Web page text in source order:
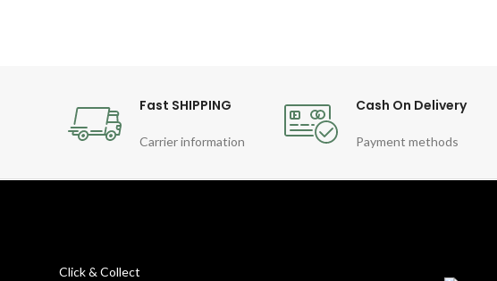
Fast SHIPPING
Carrier information
Cash On Delivery
Payment methods
Click & Collect